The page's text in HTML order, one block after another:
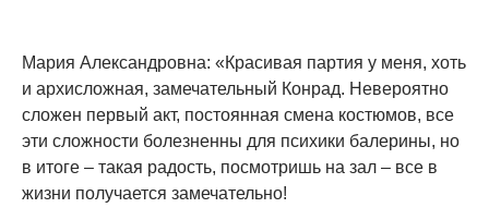
Мария Александровна: «Красивая партия у меня, хоть
и архисложная, замечательный Конрад. Невероятно
сложен первый акт, постоянная смена костюмов, все
эти сложности болезненны для психики балерины, но
в итоге – такая радость, посмотришь на зал – все в
жизни получается замечательно!